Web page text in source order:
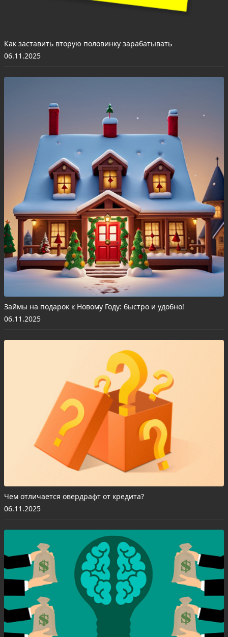
Как заставить вторую половинку зарабатывать
06.11.2025
Займы на подарок к Новому Году: быстро и удобно!
06.11.2025
Чем отличается овердрафт от кредита?
06.11.2025